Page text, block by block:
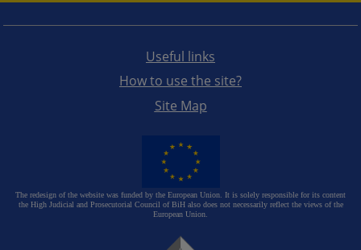
Useful links
How to use the site?
Site Map
The redesign of the website was funded by the European Union. It is solely responsible for its content
the High Judicial and Prosecutorial Council of BiH also does not necessarily reflect the views of the
European Union.